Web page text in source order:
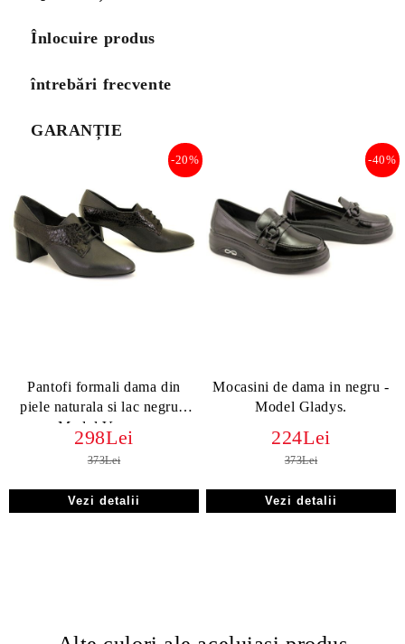
Înlocuire produs
întrebări frecvente
GARANȚIE
Pantofi formali dama din
piele naturala si lac negru -
Model Verona.
-20%
298Lei
373Lei
Vezi detalii
Mocasini de dama in negru -
Model Gladys.
-40%
224Lei
373Lei
Vezi detalii